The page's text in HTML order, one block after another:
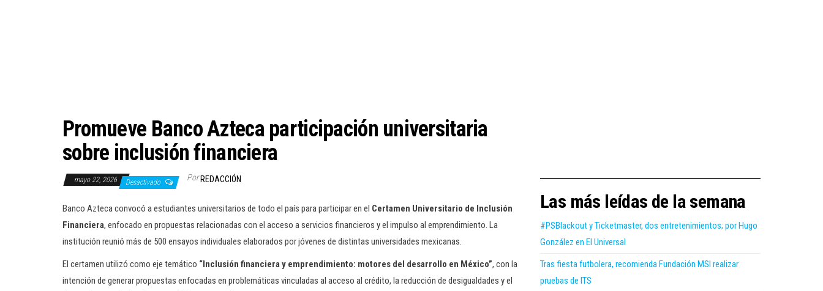
Promueve Banco Azteca participación universitaria
sobre inclusión financiera
mayo 22, 2026 Desactivado Por REDACCIÓN
Banco Azteca convocó a estudiantes universitarios de todo el país para participar en el Certamen Universitario de Inclusión
Financiera, enfocado en propuestas relacionadas con el acceso a servicios financieros y el impulso al emprendimiento. La
institución reunió más de 500 ensayos individuales elaborados por jóvenes de distintas universidades mexicanas.
El certamen utilizó como eje temático “Inclusión financiera y emprendimiento: motores del desarrollo en México”, con la
intención de generar propuestas enfocadas en problemáticas vinculadas al acceso al crédito, la reducción de desigualdades y el
Las más leídas de la semana
#PSBlackout y Ticketmaster, dos entretenimientos; por Hugo
González en El Universal
Tras fiesta futbolera, recomienda Fundación MSI realizar
pruebas de ITS